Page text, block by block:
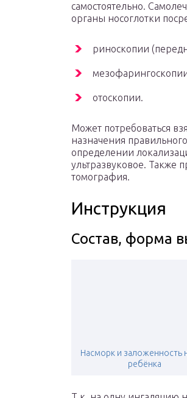
самостоятельно.
органы носоглотки
риноскопии
отоскопии.
Может потребоваться
назначения
определении
ультразвуковое. Также
томография.
Инструкция
Состав, форма
Насморк и заложенность
ребёнка